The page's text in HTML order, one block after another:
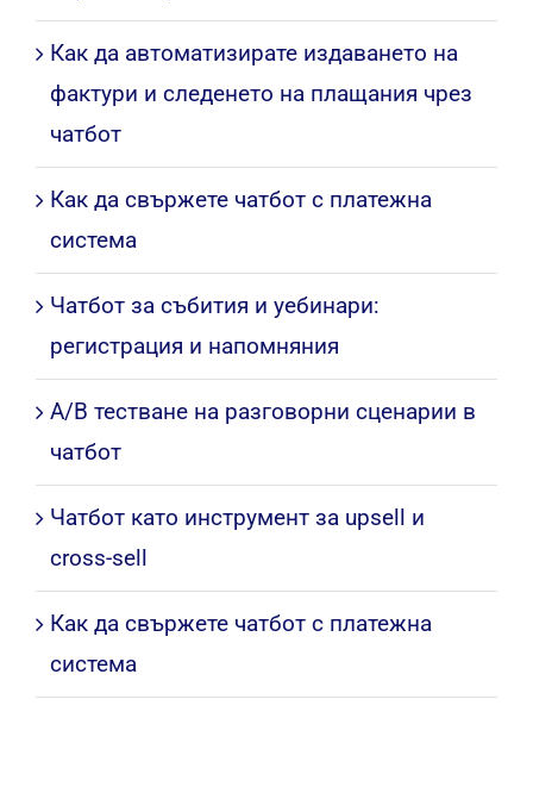
Как да автоматизирате издаването на
фактури и следенето на плащания чрез
чатбот
Как да свържете чатбот с платежна
система
Чатбот за събития и уебинари:
регистрация и напомняния
A/B тестване на разговорни сценарии в
чатбот
Чатбот като инструмент за upsell и
cross-sell
Как да свържете чатбот с платежна
система